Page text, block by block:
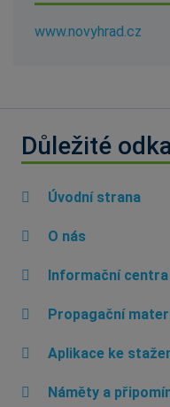
www.novyhrad.cz
Důležité
Úvodní strana
O nás
Informační centra
Propagační
Aplikace ke
Náměty a